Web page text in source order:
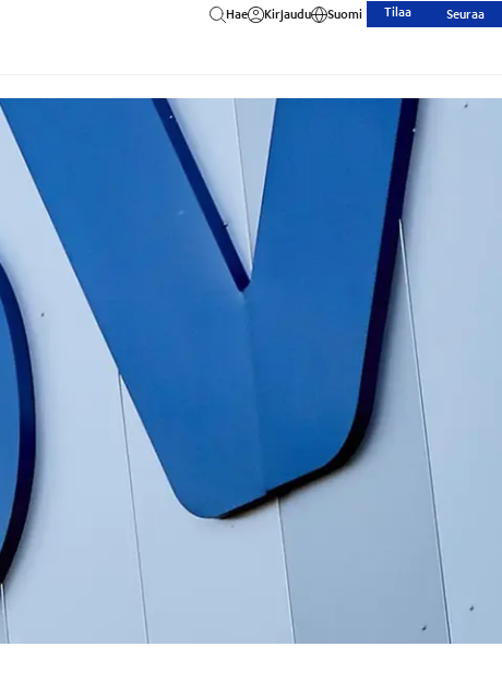
Hae Kirjaudu Suomi Tilaa Seuraa